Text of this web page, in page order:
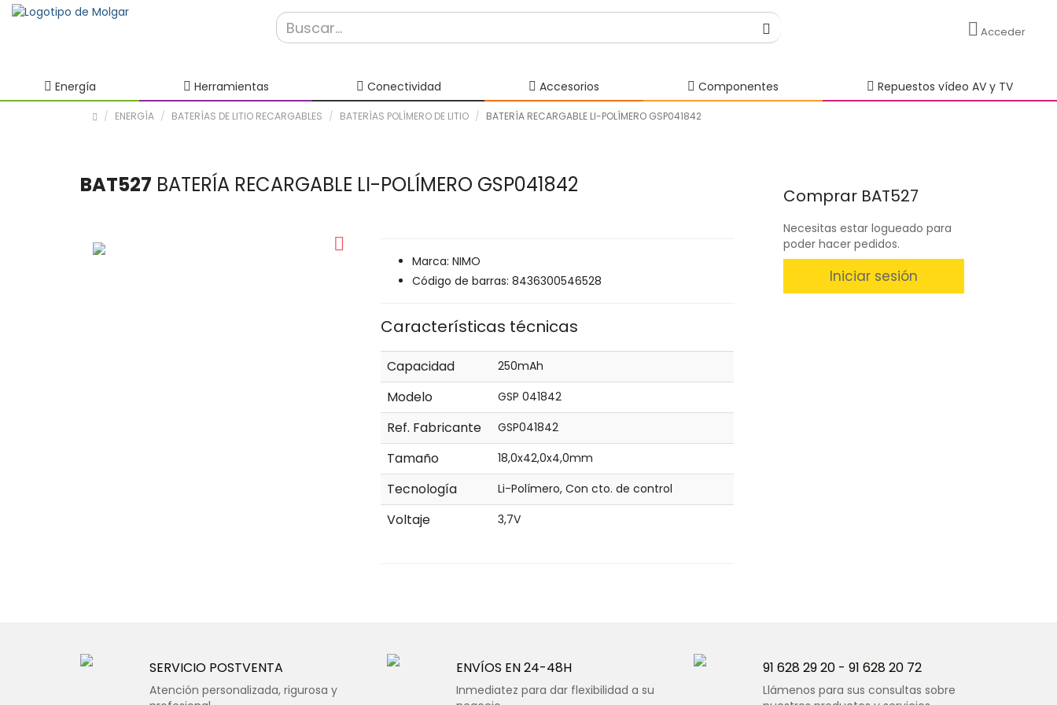
Acceder
Energía Herramientas Conectividad Accesorios Componentes Repuestos vídeo AV y TV
ENERGÍA BATERÍAS DE LITIO RECARGABLES BATERÍAS POLÍMERO DE LITIO BATERÍA RECARGABLE LI-POLÍMERO GSP041842
BAT527 BATERÍA RECARGABLE LI-POLÍMERO GSP041842
Marca: NIMO
Código de barras: 8436300546528
Características técnicas
Capacidad 250mAh
Modelo GSP 041842
Ref. Fabricante GSP041842
Tamaño 18,0x42,0x4,0mm
Tecnología Li-Polímero, Con cto. de control
Voltaje 3,7V
Comprar BAT527
Necesitas estar logueado para
poder hacer pedidos.
Iniciar sesión
SERVICIO POSTVENTA
Atención personalizada, rigurosa y
ENVÍOS EN 24-48H
Inmediatez para dar flexibilidad a su
91 628 29 20 - 91 628 20 72
Llámenos para sus consultas sobre